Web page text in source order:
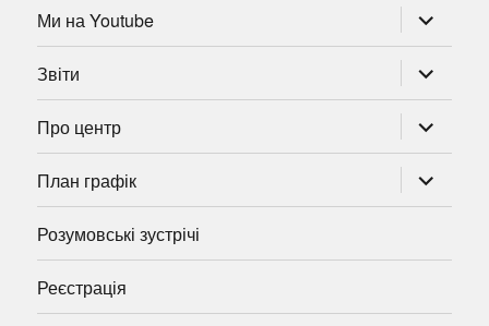
Ми на Youtube
підменю
Звіти
підменю
Про центр
підменю
План графік
підменю
Розумовські зустрічі
Реєстрація